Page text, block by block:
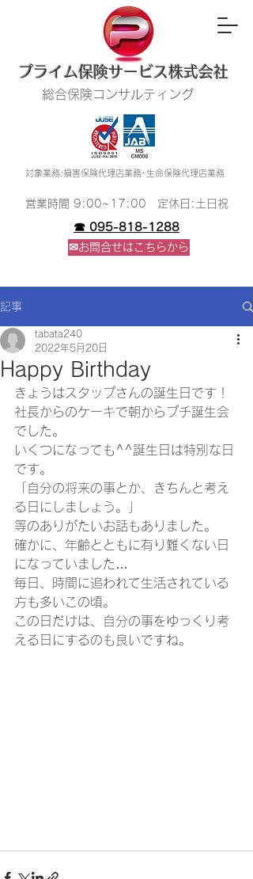
​プライム保険サービス株式会社
総合保険コンサルティング
​対象業務:損害保険代理店業務･生命保険代理店業務
​営業時間 9:00~17:00 定休日:土日祝
☎ 095-818-1288
✉お問合せはこちらから
記事
Happy Birthday
tabata240
2022年5月20日
きょうはスタップさんの誕生日です！
社長からのケーキで朝からプチ誕生会
でした。
いくつになっても^^誕生日は特別な日
です。
「自分の将来の事とか、きちんと考え
る日にしましょう。」
等のありがたいお話もありました。
確かに、年齢とともに有り難くない日
になっていました…
毎日、時間に追われて生活されている
方も多いこの頃。
この日だけは、自分の事をゆっくり考
える日にするのも良いですね。